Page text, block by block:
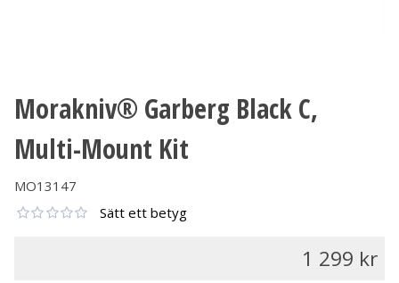
Morakniv® Garberg Black C,
Multi-Mount Kit
MO13147
Sätt ett betyg
1 299